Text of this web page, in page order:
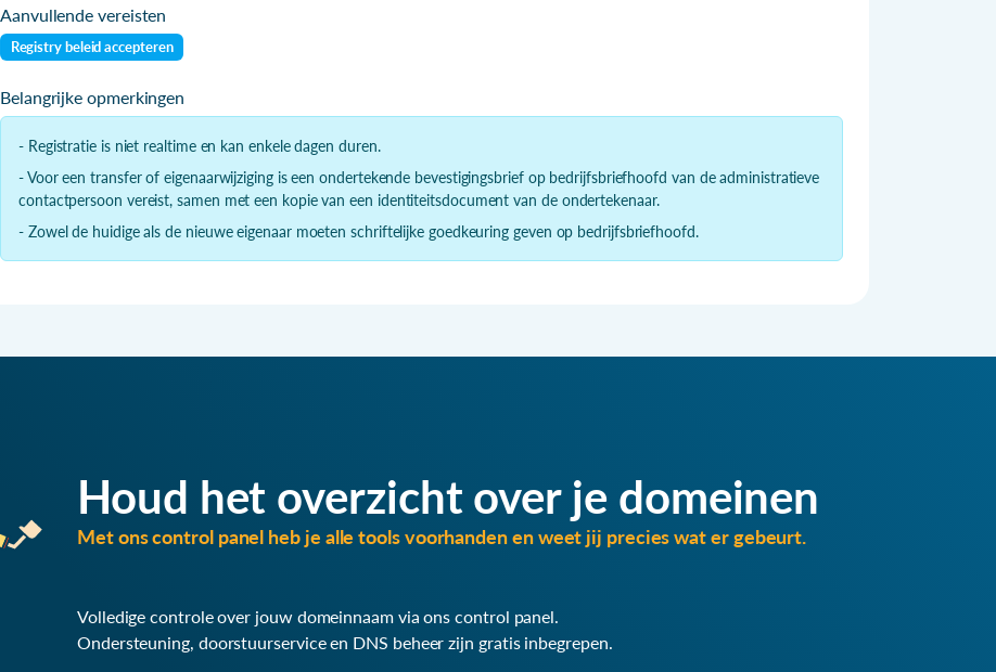
Aanvullende vereisten
Registry beleid accepteren
Belangrijke opmerkingen
- Registratie is niet realtime en kan enkele dagen duren.
- Voor een transfer of eigenaarwijziging is een ondertekende bevestigingsbrief op bedrijfsbriefhoofd van de administratieve
contactpersoon vereist, samen met een kopie van een identiteitsdocument van de ondertekenaar.
- Zowel de huidige als de nieuwe eigenaar moeten schriftelijke goedkeuring geven op bedrijfsbriefhoofd.
Houd het overzicht over je domeinen
Met ons control panel heb je alle tools voorhanden en weet jij precies wat er gebeurt.
Volledige controle over jouw domeinnaam via ons control panel.
Ondersteuning, doorstuurservice en DNS beheer zijn gratis inbegrepen.